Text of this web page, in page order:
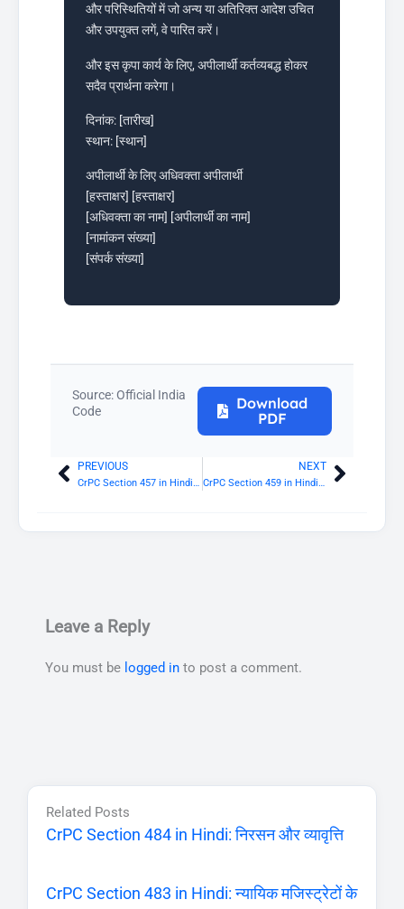
और परिस्थितियों में जो अन्य या अतिरिक्त आदेश उचित
और उपयुक्त लगें, वे पारित करें।
और इस कृपा कार्य के लिए, अपीलार्थी कर्तव्यबद्ध होकर
सदैव प्रार्थना करेगा।
दिनांक: [तारीख]
स्थान: [स्थान]
अपीलार्थी के लिए अधिवक्ता अपीलार्थी
[हस्ताक्षर] [हस्ताक्षर]
[अधिवक्ता का नाम] [अपीलार्थी का नाम]
[नामांकन संख्या]
[संपर्क संख्या]
Source: Official India
Code
Download
PDF
Prev
PREVIOUS
CrPC Section 457 in Hindi: संपत्ति के अभिग्रहण पर पुलिस द्वारा प्रक्रिया
NEXT
CrPC Section 459 in Hindi: शीघ्रतया क्षयशील संपत्ति को बेचने की शक्ति Next
Leave a Reply
You must be logged in to post a comment.
Related Posts
CrPC Section 484 in Hindi: निरसन और व्यावृत्ति
CrPC Section 483 in Hindi: न्यायिक मजिस्ट्रेटों के